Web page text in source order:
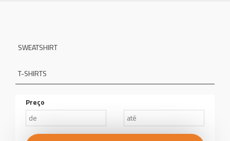
SWEATSHIRT
T-SHIRTS
Preço